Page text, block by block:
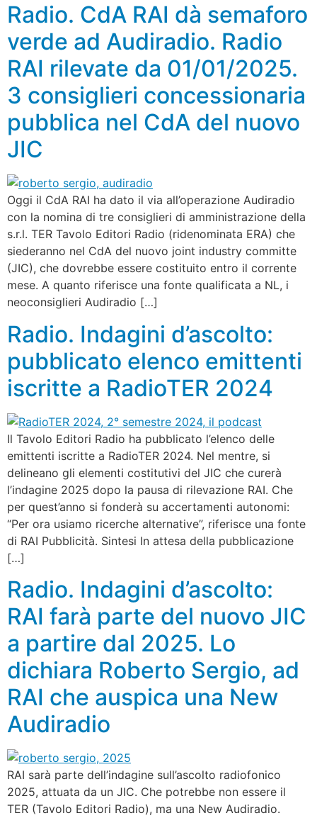
Radio. CdA RAI dà semaforo
verde ad Audiradio. Radio
RAI rilevate da 01/01/2025.
3 consiglieri concessionaria
pubblica nel CdA del nuovo
JIC
Oggi il CdA RAI ha dato il via all’operazione Audiradio
con la nomina di tre consiglieri di amministrazione della
s.r.l. TER Tavolo Editori Radio (ridenominata ERA) che
siederanno nel CdA del nuovo joint industry committe
(JIC), che dovrebbe essere costituito entro il corrente
mese. A quanto riferisce una fonte qualificata a NL, i
neoconsiglieri Audiradio […]
Radio. Indagini d’ascolto:
pubblicato elenco emittenti
iscritte a RadioTER 2024
Il Tavolo Editori Radio ha pubblicato l’elenco delle
emittenti iscritte a RadioTER 2024. Nel mentre, si
delineano gli elementi costitutivi del JIC che curerà
l’indagine 2025 dopo la pausa di rilevazione RAI. Che
per quest’anno si fonderà su accertamenti autonomi:
“Per ora usiamo ricerche alternative”, riferisce una fonte
di RAI Pubblicità. Sintesi In attesa della pubblicazione
[…]
Radio. Indagini d’ascolto:
RAI farà parte del nuovo JIC
a partire dal 2025. Lo
dichiara Roberto Sergio, ad
RAI che auspica una New
Audiradio
RAI sarà parte dell’indagine sull’ascolto radiofonico
2025, attuata da un JIC. Che potrebbe non essere il
TER (Tavolo Editori Radio), ma una New Audiradio.